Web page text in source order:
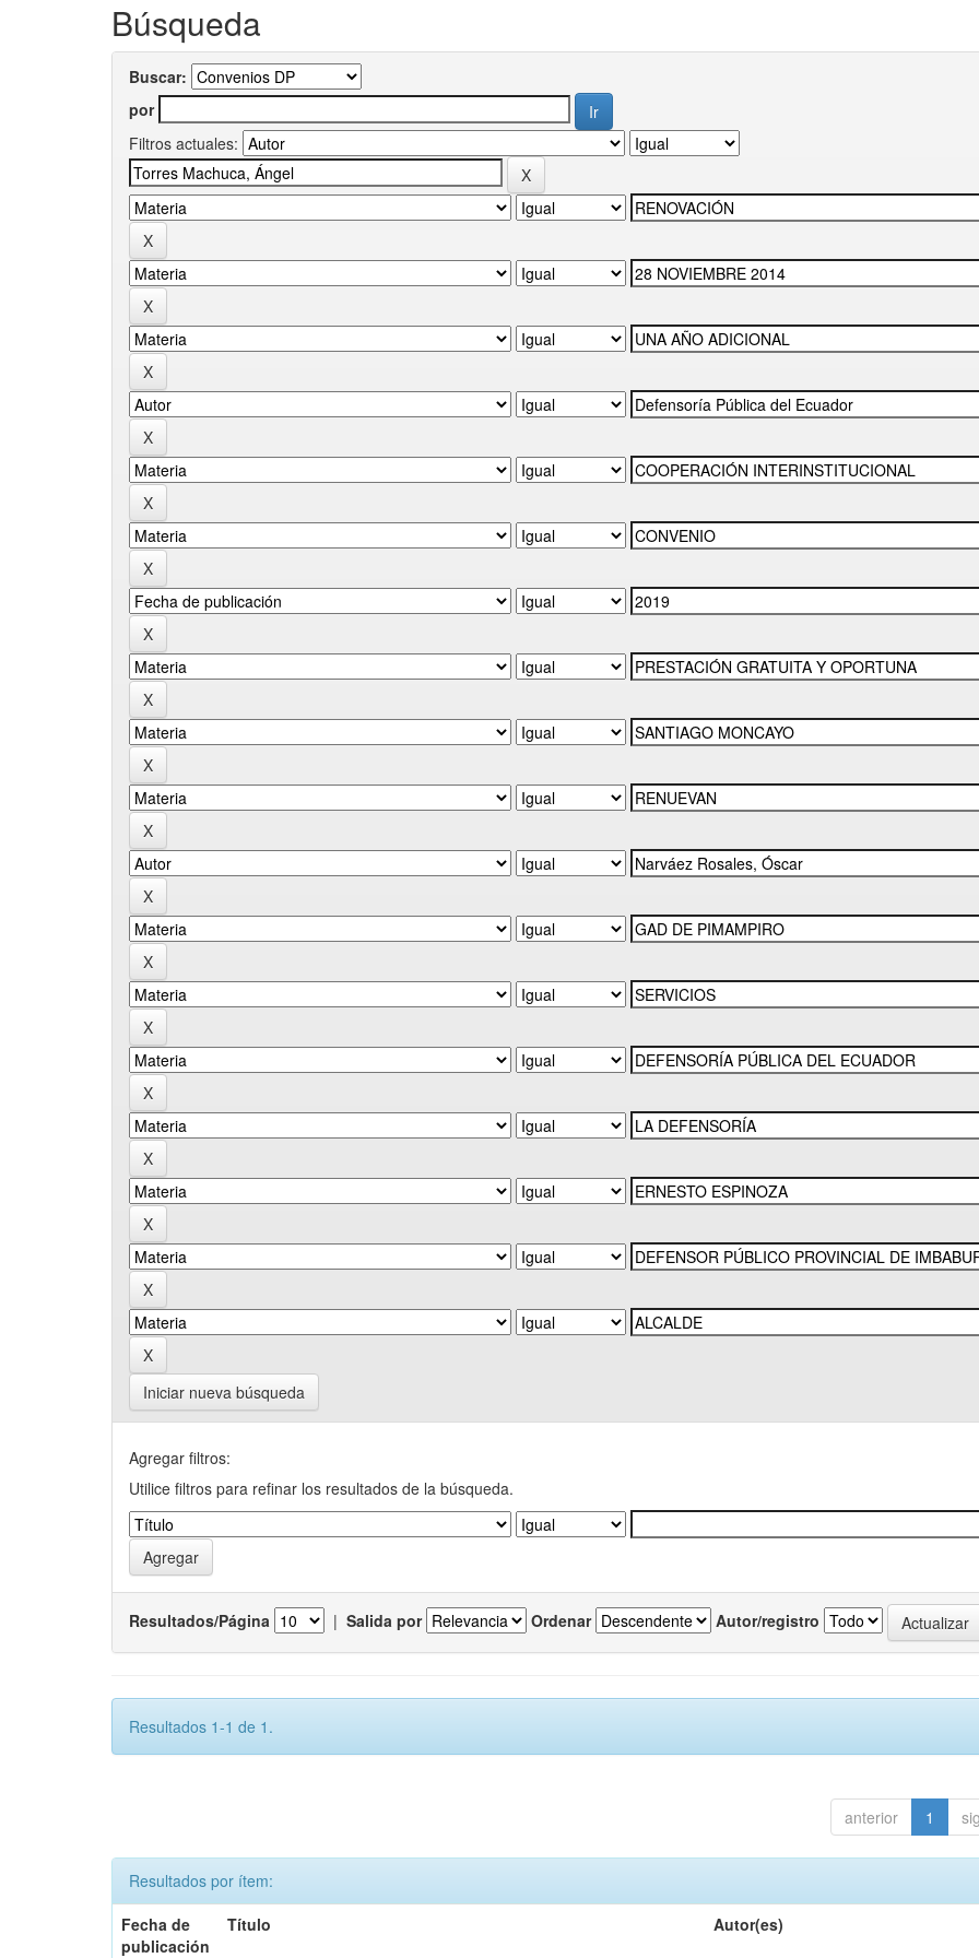
Búsqueda
Buscar:
por
Filtros actuales:
Iniciar nueva búsqueda
Agregar filtros:
Utilice filtros para refinar los resultados de la búsqueda.
Resultados/Página | Salida por Ordenar Autor/registro
Resultados 1-1 de 1.
anterior 1
Resultados por ítem:
Fecha de
publicación
Título Autor(es)